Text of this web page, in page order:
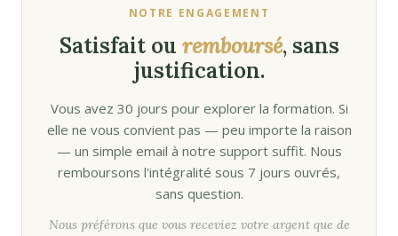
NOTRE ENGAGEMENT
Satisfait ou remboursé, sans
justification.
Vous avez 30 jours pour explorer la formation. Si
elle ne vous convient pas — peu importe la raison
— un simple email à notre support suffit. Nous
remboursons l'intégralité sous 7 jours ouvrés,
sans question.
Nous préférons que vous receviez votre argent que de